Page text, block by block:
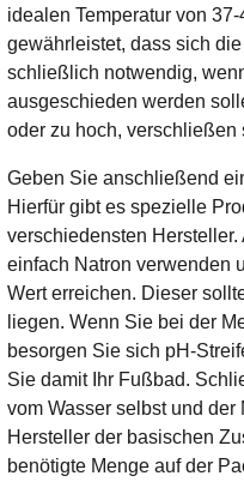
idealen Temperatur von
gewährleistet, dass sich
schließlich notwendig,
ausgeschieden werden
oder zu hoch, verschließen
Geben Sie anschließend
Hierfür gibt es spezielle
verschiedensten
einfach Natron verwenden
Wert erreichen. Dieser
liegen. Wenn Sie bei der
besorgen Sie sich pH-
Sie damit Ihr Fußbad.
vom Wasser selbst und
Hersteller der basischen
benötigte Menge auf der